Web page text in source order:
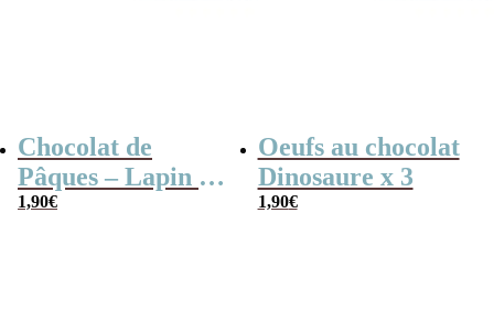
Chocolat de
Pâques – Lapin en
chocolat au lait
1,90€
Oeufs au chocolat
Dinosaure x 3
1,90€